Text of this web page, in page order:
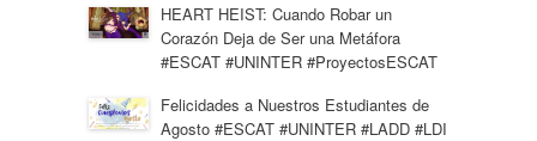
HEART HEIST: Cuando Robar un
Corazón Deja de Ser una Metáfora
#ESCAT #UNINTER #ProyectosESCAT
Felicidades a Nuestros Estudiantes de
Agosto #ESCAT #UNINTER #LADD #LDI